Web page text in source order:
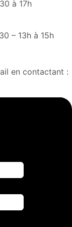
à 17h
– 13h à 15h
en contactant :